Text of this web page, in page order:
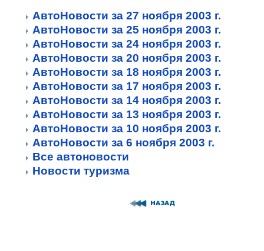
АвтоНовости за 27 ноября 2003 г.
АвтоНовости за 25 ноября 2003 г.
АвтоНовости за 24 ноября 2003 г.
АвтоНовости за 20 ноября 2003 г.
АвтоНовости за 18 ноября 2003 г.
АвтоНовости за 17 ноября 2003 г.
АвтоНовости за 14 ноября 2003 г.
АвтоНовости за 13 ноября 2003 г.
АвтоНовости за 10 ноября 2003 г.
АвтоНовости за 6 ноября 2003 г.
Все автоновости
Новости туризма